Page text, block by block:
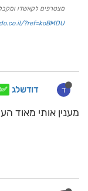
מצטרפים לקאשדו
?ref=koBMDU
ד דודשלג
מענין אותי מאוד